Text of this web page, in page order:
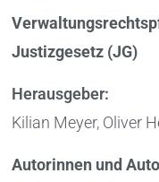
Justizgesetz (JG)
Herausgeber:
Kilian Meyer, Oliver
Autorinnen und